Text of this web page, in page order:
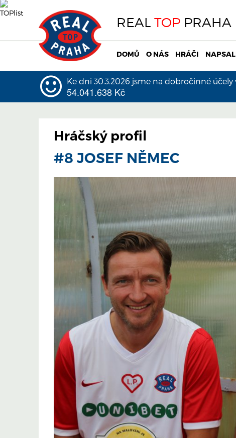
REAL TOP PRAHA
DOMŮ O NÁS HRÁČI
Ke dni 30.3.2026 jsme na dobročinné účely
54.041.638 Kč
Hráčský profil
#8 JOSEF NĚMEC